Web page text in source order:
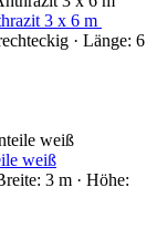
3 x 6 m
· Länge: 6
weiß
3 m · Höhe: